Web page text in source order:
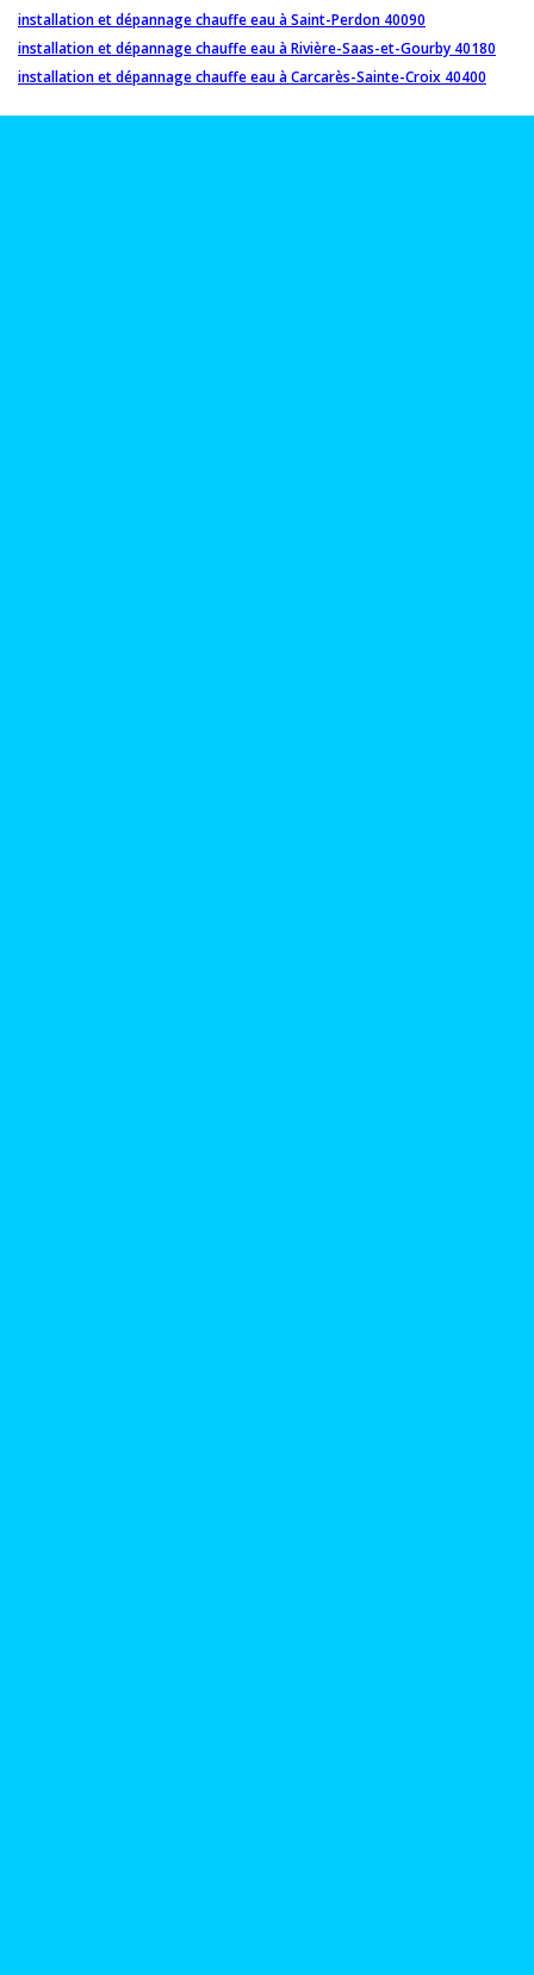
installation et dépannage chauffe eau à Saint-Perdon 40090
installation et dépannage chauffe eau à Rivière-Saas-et-Gourby 40180
installation et dépannage chauffe eau à Carcarès-Sainte-Croix 40400